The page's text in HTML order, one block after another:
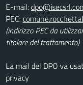
E-mail:
PEC:
(indirizzo PEC da
titolare del trattamento)
La mail del DPO va
privacy